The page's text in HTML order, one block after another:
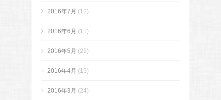
2016年7月 (12)
2016年6月 (11)
2016年5月 (29)
2016年4月 (19)
2016年3月 (24)